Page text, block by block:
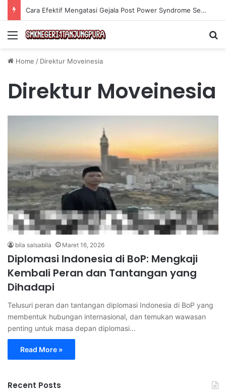
Olahraga Tanpa Alat untuk Menjaga Kebugaran Tubuh secara Efektif di Rumah
Menu
Home / Direktur Moveinesia
Direktur Moveinesia
bila salsabila Maret 16, 2026
Diplomasi Indonesia di BoP: Mengkaji
Kembali Peran dan Tantangan yang
Dihadapi
Telusuri peran dan tantangan diplomasi Indonesia di BoP yang
membentuk hubungan internasional, dan temukan wawasan
penting untuk masa depan diplomasi…
Read More »
Recent Posts